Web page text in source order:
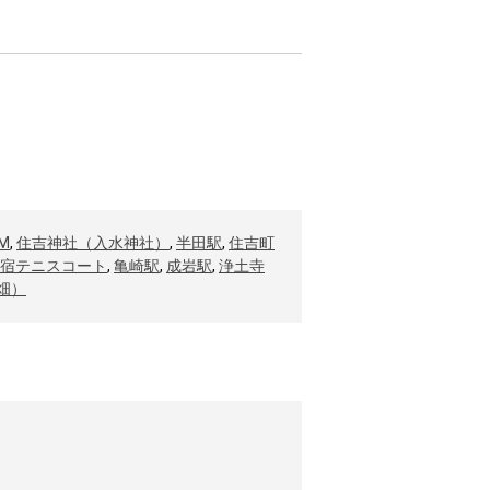
, 住吉神社（入水神社） , 半田駅, 住吉町
テニスコート, 亀崎駅, 成岩駅, 浄土寺